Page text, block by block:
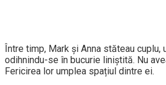
Între timp, Mark și Anna stăteau cuplu,
odihnindu-se în bucurie liniștită. Nu
Fericirea lor umplea spațiul dintre ei.